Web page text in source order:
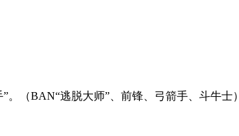
（BAN“逃脱大师”、前锋、弓箭手、斗牛士）